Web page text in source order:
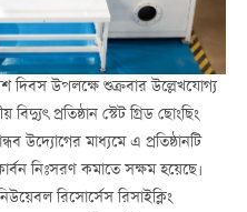
দিবস উপলক্ষে শুক্রবার উল্লেখযোগ্য
প্রতিষ্ঠান স্টেট গ্রিড ছোংছিং
উদ্যোগের মাধ্যমে এ প্রতিষ্ঠানটি
নিঃসরণ কমাতে সক্ষম হয়েছে।
রিসোর্সেস রিসাইক্লিং